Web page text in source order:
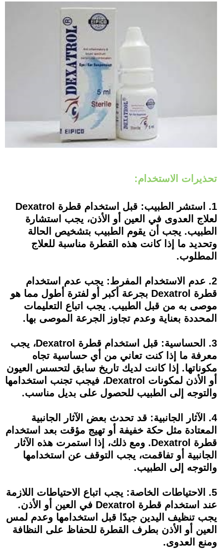
تحذيرات الاستخدام:
1. استشر الطبيب: قبل استخدام قطرة Dexatrol
لعلاج العدوى في العين أو الأذن، يجب استشارة
الطبيب. يجب أن يقوم الطبيب بتشخيص الحالة
وتحديد ما إذا كانت هذه القطرة مناسبة للعلاج
المطلوب.
2. عدم الاستخدام المفرط: يجب عدم استخدام
قطرة Dexatrol بجرعة أكبر أو لفترة أطول مما هو
موصى به من قبل الطبيب. يجب اتباع التعليمات
المحددة بعناية وعدم تجاوز الجرعة الموصى بها.
3. الحساسية: قبل استخدام قطرة Dexatrol، يجب
معرفة ما إذا كنت تعاني من أي حساسية تجاه
مكوناتها. إذا كانت لديك تاريخ سابق لتحسس العيون
أو الأذن لمكونات Dexatrol، فيجب تجنب استخدامها
والتوجه إلى الطبيب للحصول على بديل مناسب.
4. الآثار الجانبية: قد تحدث بعض الآثار الجانبية
المعتادة مثل حكة خفيفة أو تهيج مؤقت بعد استخدام
قطرة Dexatrol. ومع ذلك، إذا استمرت هذه الآثار
الجانبية أو تفاقمت، يجب التوقف عن استخدامها
والتوجه إلى الطبيب.
5. الاحتياطات الخاصة: يجب اتباع الاحتياطات اللازمة
عند استخدام قطرة Dexatrol في العين أو الأذن.
يجب تنظيف اليدين جيدًا قبل استخدامها وعدم لمس
العين أو الأذن بطرف القطرة للحفاظ على النظافة
ومنع العدوى.